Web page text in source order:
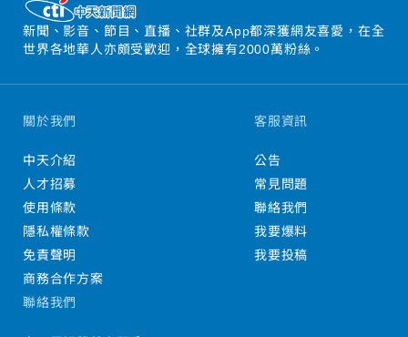
新聞、影音、節目、直播、社群及App都深獲網友喜愛，在全
世界各地華人亦頗受歡迎，全球擁有2000萬粉絲。
關於我們
中天介紹
人才招募
使用條款
隱私權條款
免責聲明
商務合作方案
客服資訊
公告
常見問題
聯絡我們
我要爆料
我要投稿
聯絡我們